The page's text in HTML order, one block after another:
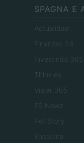
SPAGNA E
Actualidad
Finanzas 24
Investindo 365
Think.es
Viajar 365
ES Newz
Pet Story
Encocina